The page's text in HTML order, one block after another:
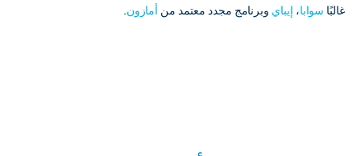
غالبًا سوابا، إيباي وبرنامج مجدد معتمد من أمازون.